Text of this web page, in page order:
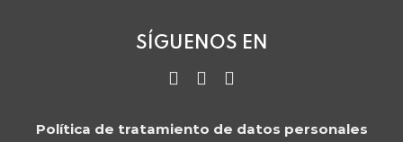
SÍGUENOS EN
Instagram
Twitter
Política de tratamiento de datos personales